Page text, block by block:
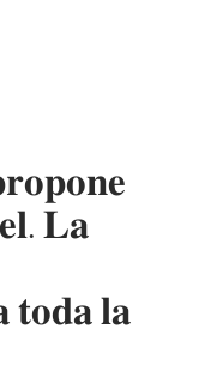
𝐋𝐚
𝐭𝐨𝐝𝐚 𝐥𝐚